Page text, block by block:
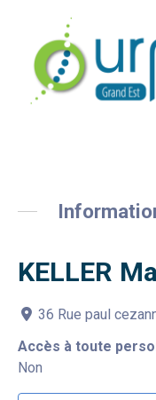
KELLER
36 Rue paul
Accès à toute
Non